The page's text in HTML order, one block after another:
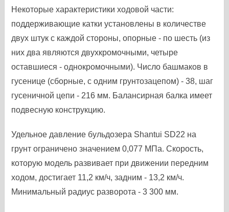
Некоторые характеристики ходовой части:
поддерживающие катки установлены в количестве
двух штук с каждой стороны, опорные - по шесть (из
них два являются двухкромочными, четыре
оставшиеся - однокромочными). Число башмаков в
гусенице (сборные, с одним грунтозацепом) - 38, шаг
гусеничной цепи - 216 мм. Балансирная балка имеет
подвесную конструкцию.
Удельное давление бульдозера Shantui SD22 на
грунт ограничено значением 0,077 MПа. Скорость,
которую модель развивает при движении передним
ходом, достигает 11,2 км/ч, задним - 13,2 км/ч.
Минимальный радиус разворота - 3 300 мм.